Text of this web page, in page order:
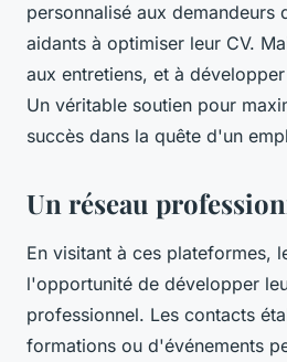
personnalisé aux demandeurs
aidants à optimiser leur CV.
aux entretiens, et à
Un véritable soutien pour
succès dans la quête d'un
Un réseau
En visitant à ces plateformes,
l'opportunité de développer
professionnel. Les contacts
formations ou d'événements